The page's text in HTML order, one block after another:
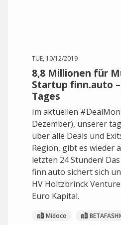
TUE, 10/12/2019
8,8 Millionen für
Startup finn.auto
Tages
Im aktuellen
Dezember), unserer
über alle Deals und
Region, gibt es wieder
letzten 24 Stunden!
finn.auto sichert sich
HV Holtzbrinck
Euro Kapital.
Midoco